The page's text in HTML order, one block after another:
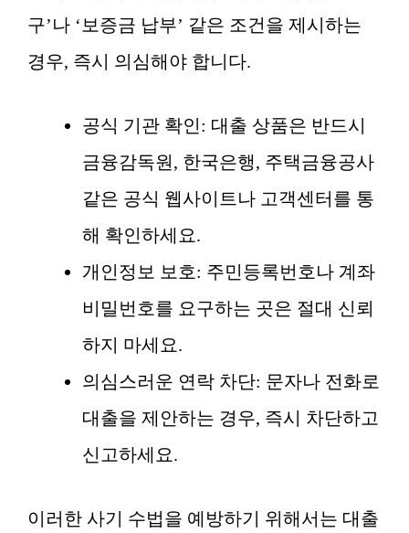
구’나 ‘보증금 납부’ 같은 조건을 제시하는
경우, 즉시 의심해야 합니다.
공식 기관 확인: 대출 상품은 반드시
금융감독원, 한국은행, 주택금융공사
같은 공식 웹사이트나 고객센터를 통
해 확인하세요.
개인정보 보호: 주민등록번호나 계좌
비밀번호를 요구하는 곳은 절대 신뢰
하지 마세요.
의심스러운 연락 차단: 문자나 전화로
대출을 제안하는 경우, 즉시 차단하고
신고하세요.
이러한 사기 수법을 예방하기 위해서는 대출